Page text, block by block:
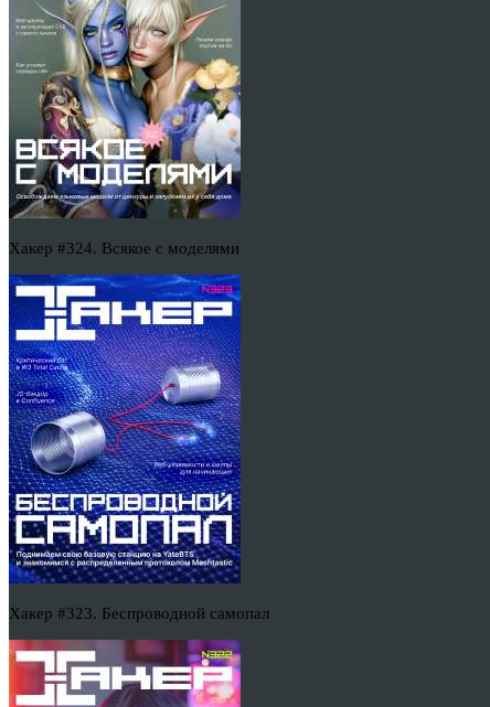
Хакер #324. Всякое с моделями
Хакер #323. Беспроводной самопал